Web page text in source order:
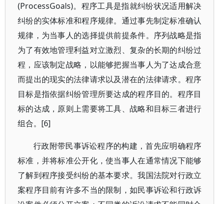
(ProcessGoals)。程序工具是指就纠纷状况适用解决
纠纷的实体标准和程序规律。通过事先制定标准确认
规律，为当事人的选择提供前提条件。序列战略是指
为了有效地管理利益对立激烈、复杂的长期的纠纷过
程，应该制定战略，以能够把握当事人为了达成合意
而提出的现实的法律请求以及潜在的法律请求。程序
目标是指依据纠纷管理所要达成的程序目的。程序目
标的达成，原则上需要将工具、战略和目标三者进行
组合。[6]
行政附带民事诉讼程序的构建，首先应明确程序
标准，并将标准公开化，使当事人在通常情况下能够
了解到程序接受纠纷的基本要求。我国法院对行政立
案程序目前有许多不当的限制，如民事诉讼和行政诉